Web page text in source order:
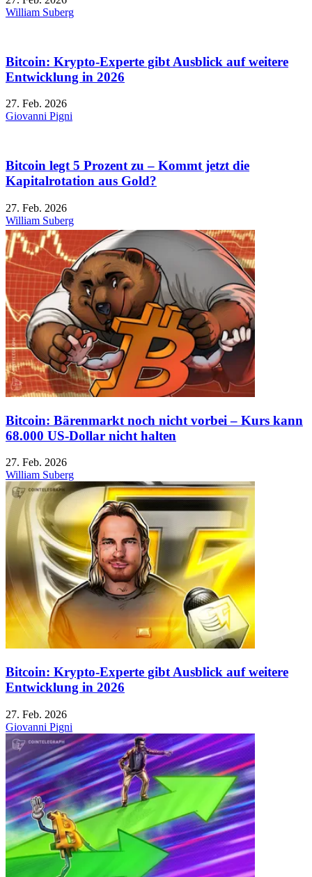
William Suberg
Bitcoin: Krypto-Experte gibt Ausblick auf weitere
Entwicklung in 2026
27. Feb. 2026
Giovanni Pigni
Bitcoin legt 5 Prozent zu – Kommt jetzt die
Kapitalrotation aus Gold?
27. Feb. 2026
William Suberg
Bitcoin: Bärenmarkt noch nicht vorbei – Kurs kann
68.000 US-Dollar nicht halten
27. Feb. 2026
William Suberg
Bitcoin: Krypto-Experte gibt Ausblick auf weitere
Entwicklung in 2026
27. Feb. 2026
Giovanni Pigni